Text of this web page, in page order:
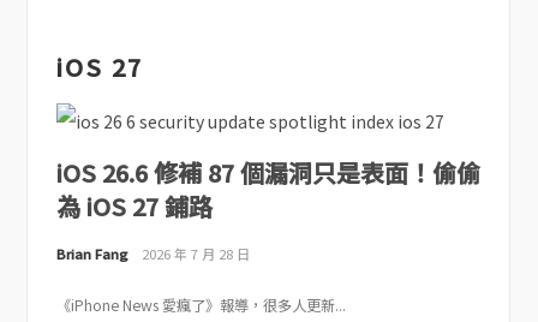
iOS 27
iOS 26.6 修補 87 個漏洞只是表面！偷偷
為 iOS 27 鋪路
Brian Fang 2026 年 7 月 28 日
《iPhone News 愛瘋了》報導，很多人更新...